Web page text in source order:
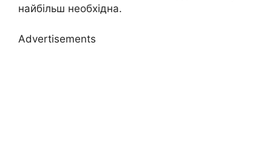
найбільш необхідна.
Advertisements